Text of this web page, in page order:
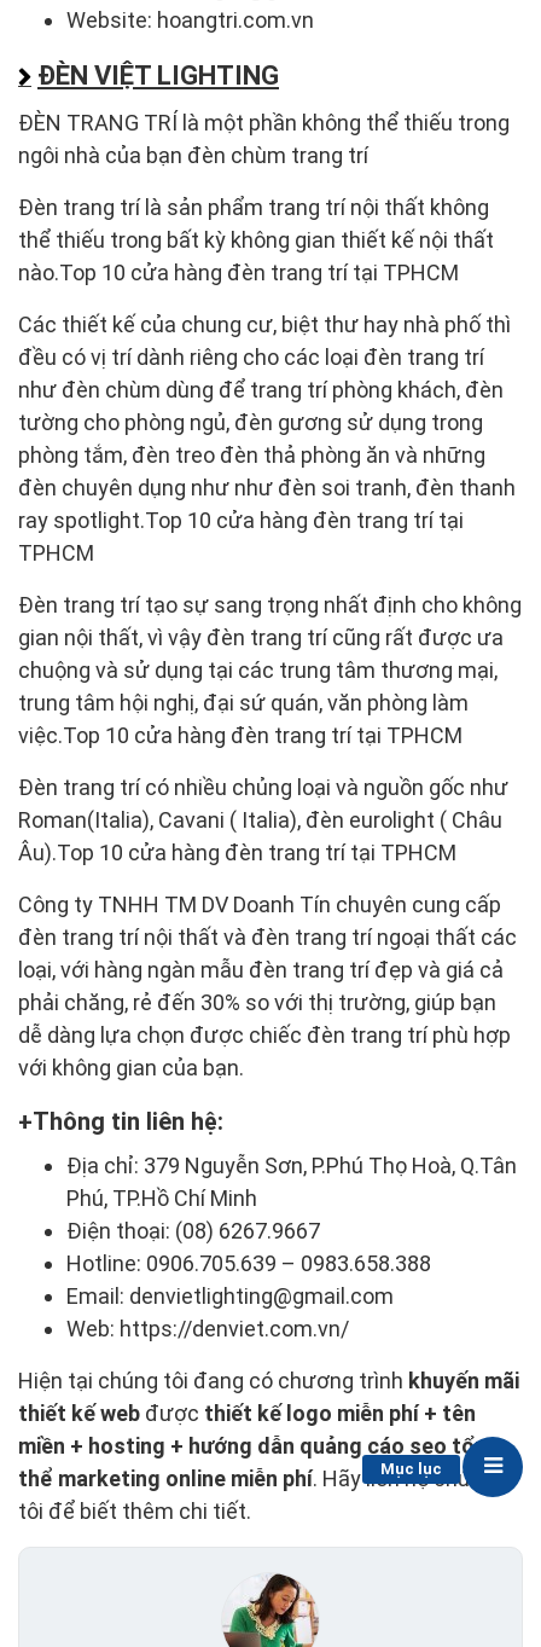
Mục lục
Website: hoangtri.com.vn
ĐÈN VIỆT LIGHTING
ĐÈN TRANG TRÍ là một phần không thể thiếu trong
ngôi nhà của bạn đèn chùm trang trí
Đèn trang trí là sản phẩm trang trí nội thất không
thể thiếu trong bất kỳ không gian thiết kế nội thất
nào.Top 10 cửa hàng đèn trang trí tại TPHCM
Các thiết kế của chung cư, biệt thư hay nhà phố thì
đều có vị trí dành riêng cho các loại đèn trang trí
như đèn chùm dùng để trang trí phòng khách, đèn
tường cho phòng ngủ, đèn gương sử dụng trong
phòng tắm, đèn treo đèn thả phòng ăn và những
đèn chuyên dụng như như đèn soi tranh, đèn thanh
ray spotlight.Top 10 cửa hàng đèn trang trí tại
TPHCM
Đèn trang trí tạo sự sang trọng nhất định cho không
gian nội thất, vì vậy đèn trang trí cũng rất được ưa
chuộng và sử dụng tại các trung tâm thương mại,
trung tâm hội nghị, đại sứ quán, văn phòng làm
việc.Top 10 cửa hàng đèn trang trí tại TPHCM
Đèn trang trí có nhiều chủng loại và nguồn gốc như
Roman(Italia), Cavani ( Italia), đèn eurolight ( Châu
Âu).Top 10 cửa hàng đèn trang trí tại TPHCM
Công ty TNHH TM DV Doanh Tín chuyên cung cấp
đèn trang trí nội thất và đèn trang trí ngoại thất các
loại, với hàng ngàn mẫu đèn trang trí đẹp và giá cả
phải chăng, rẻ đến 30% so với thị trường, giúp bạn
dễ dàng lựa chọn được chiếc đèn trang trí phù hợp
với không gian của bạn.
Thông tin liên hệ:
Địa chỉ: 379 Nguyễn Sơn, P.Phú Thọ Hoà, Q.Tân
Phú, TP.Hồ Chí Minh
Điện thoại: (08) 6267.9667​
Hotline: 0906.705.639 – 0983.658.388
Email: denvietlighting@gmail.com
Web: https://denviet.com.vn/
Hiện tại chúng tôi đang có chương trình khuyến mãi
thiết kế web được thiết kế logo miễn phí + tên
miền + hosting + hướng dẫn quảng cáo seo tổng
thể marketing online miễn phí. Hãy liên hệ chúng
tôi để biết thêm chi tiết.